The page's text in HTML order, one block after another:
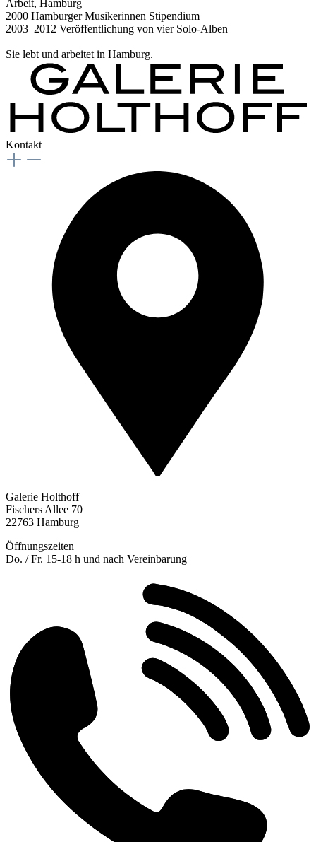
Arbeit, Hamburg
2000 Hamburger Musikerinnen Stipendium
2003–2012 Veröffentlichung von vier Solo-Alben
Sie lebt und arbeitet in Hamburg.
Kontakt
Galerie Holthoff
Fischers Allee 70
22763 Hamburg
Öffnungszeiten
Do. / Fr. 15-18 h und nach Vereinbarung